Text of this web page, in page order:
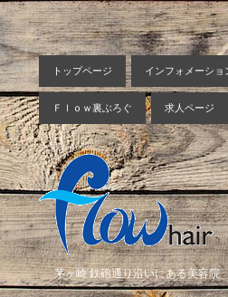
トップページ インフォメーショ
Ｆｌｏｗ裏ぶろぐ 求人ページ
茅ヶ崎 鉄砲通り沿いにある美容院